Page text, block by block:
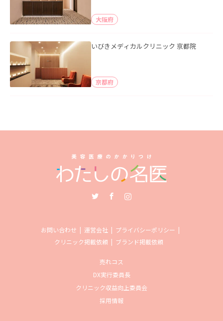
大阪府
いびきメディカルクリニック 京都院
京都府
お問い合わせ 運営会社
プライバシーポリシー
クリニック掲載依頼
ブランド掲載依頼
売れコス
DX実行委員長
クリニック収益向上委員会
採用情報